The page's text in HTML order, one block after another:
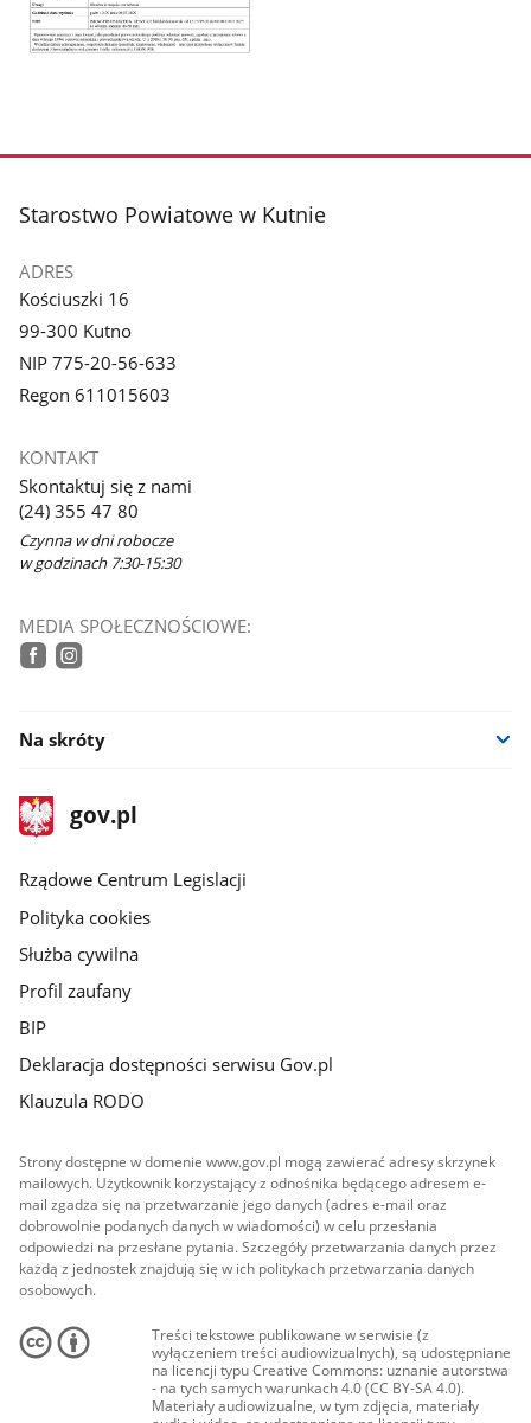
galerii.
stopka
Starostwo Powiatowe w Kutnie
ADRES
Kościuszki 16
99-300 Kutno
NIP 775-20-56-633
Regon 611015603
KONTAKT
Skontaktuj się z nami
(24) 355 47 80
Czynna w dni robocze
w godzinach 7:30-15:30
MEDIA SPOŁECZNOŚCIOWE:
Na skróty
stopka
gov.plStrona
gov.pl
Rządowe Centrum Legislacji
Polityka cookies
Służba cywilna
Profil zaufany
BIP
Deklaracja dostępności serwisu Gov.pl
Klauzula RODO
Strony dostępne w domenie www.gov.pl mogą zawierać adresy skrzynek
mailowych. Użytkownik korzystający z odnośnika będącego adresem e-
mail zgadza się na przetwarzanie jego danych (adres e-mail oraz
dobrowolnie podanych danych w wiadomości) w celu przesłania
odpowiedzi na przesłane pytania. Szczegóły przetwarzania danych przez
każdą z jednostek znajdują się w ich politykach przetwarzania danych
osobowych.
Treści tekstowe publikowane w serwisie (z
wyłączeniem treści audiowizualnych), są udostępniane
na licencji typu Creative Commons: uznanie autorstwa
- na tych samych warunkach 4.0 (CC BY-SA 4.0).
Materiały audiowizualne, w tym zdjęcia, materiały